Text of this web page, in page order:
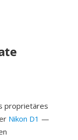
proprietäres
Nikon D1 —